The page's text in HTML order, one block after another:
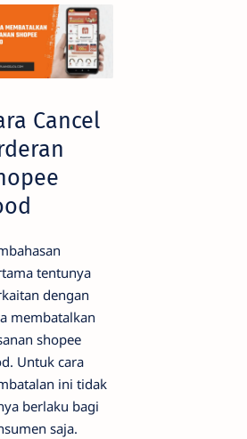
Cancel
tentunya
dengan
membatalkan
shopee
Untuk cara
ini tidak
berlaku bagi
saja.